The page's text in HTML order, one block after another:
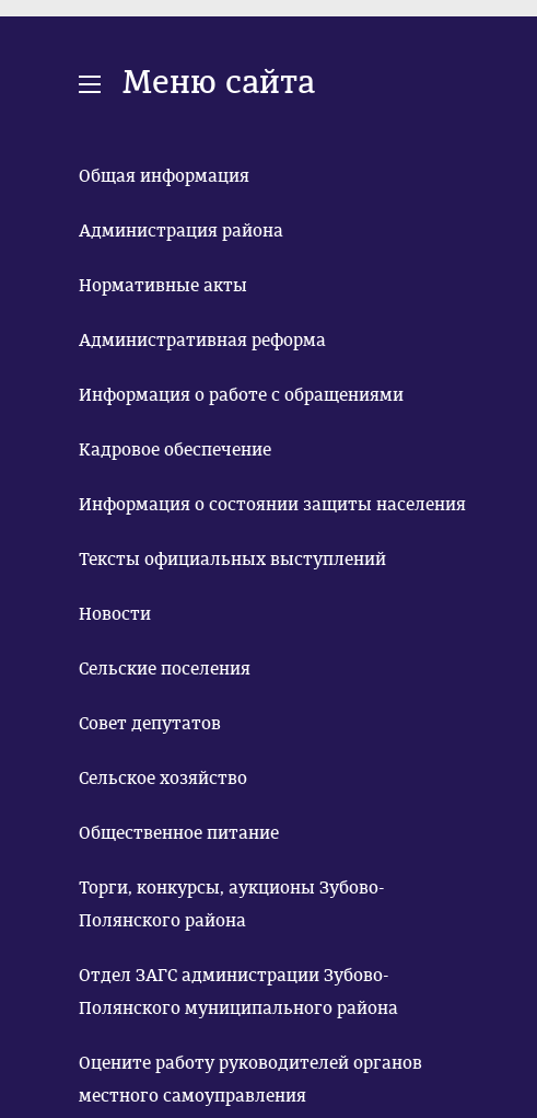
Меню сайта
Общая информация
Администрация района
Нормативные акты
Административная реформа
Информация о работе с обращениями
Кадровое обеспечение
Информация о состоянии защиты населения
Тексты официальных выступлений
Новости
Сельские поселения
Совет депутатов
Сельское хозяйство
Общественное питание
Торги, конкурсы, аукционы Зубово-
Полянского района
Отдел ЗАГС администрации Зубово-
Полянского муниципального района
Оцените работу руководителей органов
местного самоуправления